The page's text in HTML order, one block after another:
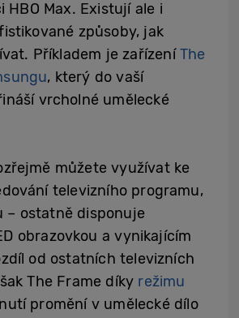
HBO Max. Existují ale i
způsoby, jak
Příkladem je zařízeníThe
, který do vaší
vrcholné umělecké
můžete využívat ke
televizního programu,
– ostatně disponuje
obrazovkou a vynikajícím
od ostatních televizních
The Frame díky režimu
promění v umělecké dílo